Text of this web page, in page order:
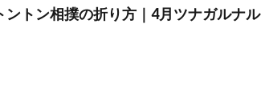
ントン相撲の折り方｜4月ツナガルナル